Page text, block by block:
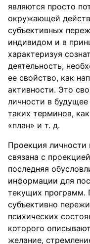
являются просто
окружающей
субъективных
индивидом и в
характеризуя
деятельность,
ее свойство, как
активности. Это
личности в
таких терминов,
«план» и т. д.
Проекция личности
связана с
последняя
информации для
текущих программ.
субъективно
психических
которого
желание,